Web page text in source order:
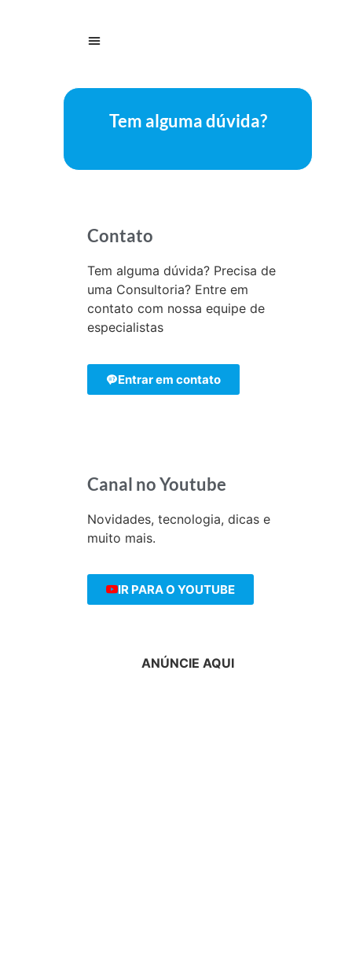
Tem alguma dúvida?
Contato
Tem alguma dúvida? Precisa de
uma Consultoria? Entre em
contato com nossa equipe de
especialistas
Entrar em contato
Canal no Youtube
Novidades, tecnologia, dicas e
muito mais.
IR PARA O YOUTUBE
ANÚNCIE AQUI